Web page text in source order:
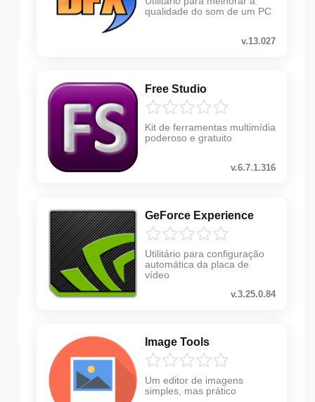
qualidade do som de um PC
v.13.027
Free Studio
Kit de ferramentas multimídia
poderoso e gratuito
v.6.7.1.316
GeForce Experience
Utilitário para configuração
automática da placa de
vídeo
v.3.25.0.84
Image Tools
Um editor de imagens
simples, mas prático